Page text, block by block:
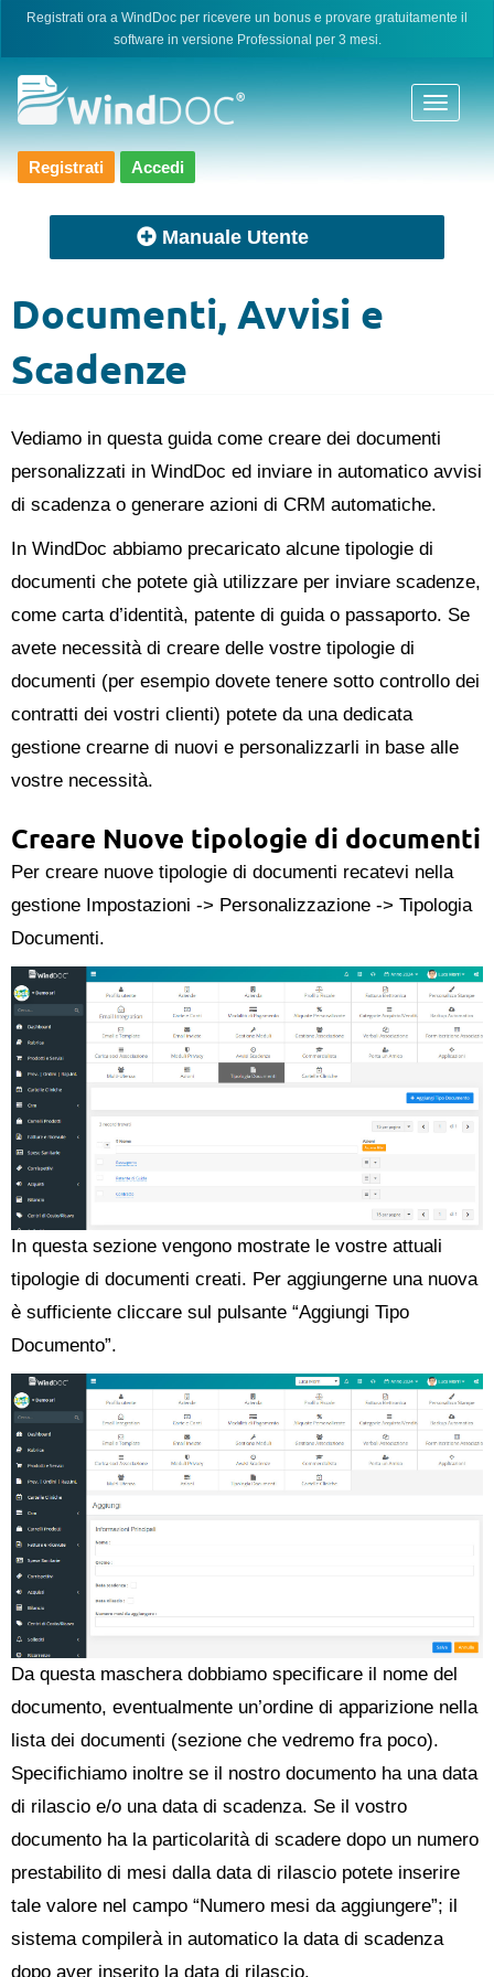
Skip
content
Registrati ora a WindDoc per ricevere un bonus e provare gratuitamente il
software in versione Professional per 3 mesi.
Registrati Accedi
Manuale Utente
Documenti, Avvisi e
Scadenze
Vediamo in questa guida come creare dei documenti
personalizzati in WindDoc ed inviare in automatico avvisi
di scadenza o generare azioni di CRM automatiche.
In WindDoc abbiamo precaricato alcune tipologie di
documenti che potete già utilizzare per inviare scadenze,
come carta d’identità, patente di guida o passaporto. Se
avete necessità di creare delle vostre tipologie di
documenti (per esempio dovete tenere sotto controllo dei
contratti dei vostri clienti) potete da una dedicata
gestione crearne di nuovi e personalizzarli in base alle
vostre necessità.
Creare Nuove tipologie di documenti
Per creare nuove tipologie di documenti recatevi nella
gestione Impostazioni -> Personalizzazione -> Tipologia
Documenti.
In questa sezione vengono mostrate le vostre attuali
tipologie di documenti creati. Per aggiungerne una nuova
è sufficiente cliccare sul pulsante “Aggiungi Tipo
Documento”.
Da questa maschera dobbiamo specificare il nome del
documento, eventualmente un’ordine di apparizione nella
lista dei documenti (sezione che vedremo fra poco).
Specifichiamo inoltre se il nostro documento ha una data
di rilascio e/o una data di scadenza. Se il vostro
documento ha la particolarità di scadere dopo un numero
prestabilito di mesi dalla data di rilascio potete inserire
tale valore nel campo “Numero mesi da aggiungere”; il
sistema compilerà in automatico la data di scadenza
dopo aver inserito la data di rilascio.